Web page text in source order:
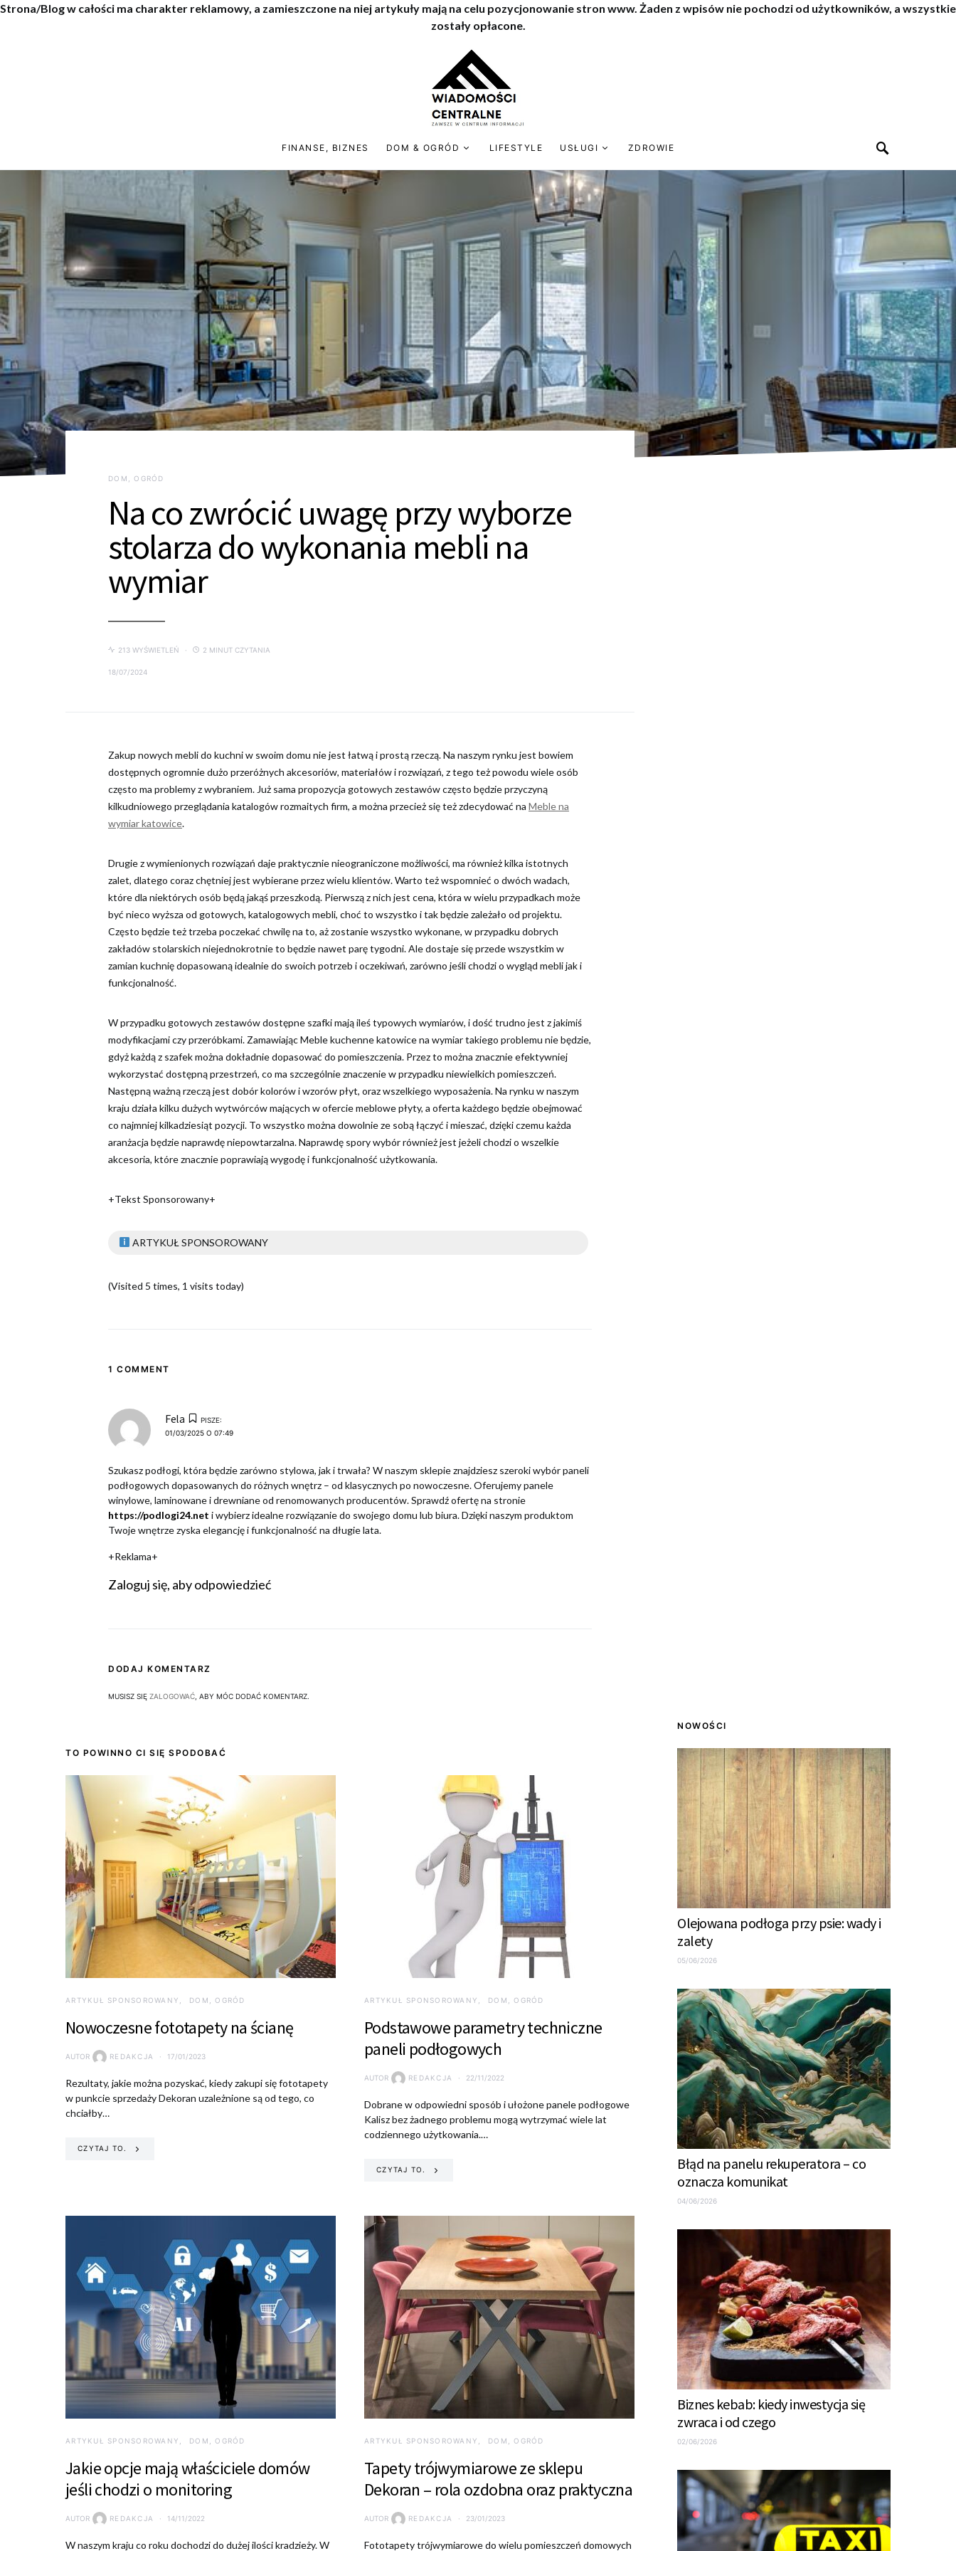
Strona/Blog w całości ma charakter reklamowy, a zamieszczone na niej artykuły mają na celu pozycjonowanie stron www. Żaden z wpisów nie pochodzi od użytkowników, a wszystkie
zostały opłacone.
FINANSE, BIZNES DOM & OGRÓD LIFESTYLE USŁUGI ZDROWIE
DOM, OGRÓD
Na co zwrócić uwagę przy wyborze
stolarza do wykonania mebli na
wymiar
213 WYŚWIETLEŃ 2 MINUT CZYTANIA
18/07/2024
Zakup nowych mebli do kuchni w swoim domu nie jest łatwą i prostą rzeczą. Na naszym rynku jest bowiem
dostępnych ogromnie dużo przeróżnych akcesoriów, materiałów i rozwiązań, z tego też powodu wiele osób
często ma problemy z wybraniem. Już sama propozycja gotowych zestawów często będzie przyczyną
kilkudniowego przeglądania katalogów rozmaitych firm, a można przecież się też zdecydować na Meble na
wymiar katowice.
Drugie z wymienionych rozwiązań daje praktycznie nieograniczone możliwości, ma również kilka istotnych
zalet, dlatego coraz chętniej jest wybierane przez wielu klientów. Warto też wspomnieć o dwóch wadach,
które dla niektórych osób będą jakąś przeszkodą. Pierwszą z nich jest cena, która w wielu przypadkach może
być nieco wyższa od gotowych, katalogowych mebli, choć to wszystko i tak będzie zależało od projektu.
Często będzie też trzeba poczekać chwilę na to, aż zostanie wszystko wykonane, w przypadku dobrych
zakładów stolarskich niejednokrotnie to będzie nawet parę tygodni. Ale dostaje się przede wszystkim w
zamian kuchnię dopasowaną idealnie do swoich potrzeb i oczekiwań, zarówno jeśli chodzi o wygląd mebli jak i
funkcjonalność.
W przypadku gotowych zestawów dostępne szafki mają ileś typowych wymiarów, i dość trudno jest z jakimiś
modyfikacjami czy przeróbkami. Zamawiając Meble kuchenne katowice na wymiar takiego problemu nie będzie,
gdyż każdą z szafek można dokładnie dopasować do pomieszczenia. Przez to można znacznie efektywniej
wykorzystać dostępną przestrzeń, co ma szczególnie znaczenie w przypadku niewielkich pomieszczeń.
Następną ważną rzeczą jest dobór kolorów i wzorów płyt, oraz wszelkiego wyposażenia. Na rynku w naszym
kraju działa kilku dużych wytwórców mających w ofercie meblowe płyty, a oferta każdego będzie obejmować
co najmniej kilkadziesiąt pozycji. To wszystko można dowolnie ze sobą łączyć i mieszać, dzięki czemu każda
aranżacja będzie naprawdę niepowtarzalna. Naprawdę spory wybór również jest jeżeli chodzi o wszelkie
akcesoria, które znacznie poprawiają wygodę i funkcjonalność użytkowania.
+Tekst Sponsorowany+
ARTYKUŁ SPONSOROWANY
(Visited 5 times, 1 visits today)
1 COMMENT
Fela
PISZE:
01/03/2025 O 07:49
Szukasz podłogi, która będzie zarówno stylowa, jak i trwała? W naszym sklepie znajdziesz szeroki wybór paneli
podłogowych dopasowanych do różnych wnętrz – od klasycznych po nowoczesne. Oferujemy panele
winylowe, laminowane i drewniane od renomowanych producentów. Sprawdź ofertę na stronie
https://podlogi24.net i wybierz idealne rozwiązanie do swojego domu lub biura. Dzięki naszym produktom
Twoje wnętrze zyska elegancję i funkcjonalność na długie lata.
+Reklama+
Zaloguj się, aby odpowiedzieć
DODAJ KOMENTARZ
MUSISZ SIĘ ZALOGOWAĆ , ABY MÓC DODAĆ KOMENTARZ.
TO POWINNO CI SIĘ SPODOBAĆ
ARTYKUŁ SPONSOROWANY DOM, OGRÓD
Nowoczesne fototapety na ścianę
AUTOR REDAKCJA 17/01/2023
Rezultaty, jakie można pozyskać, kiedy zakupi się fototapety
w punkcie sprzedaży Dekoran uzależnione są od tego, co
chciałby…
CZYTAJ TO.
ARTYKUŁ SPONSOROWANY DOM, OGRÓD
Podstawowe parametry techniczne
paneli podłogowych
AUTOR REDAKCJA 22/11/2022
Dobrane w odpowiedni sposób i ułożone panele podłogowe
Kalisz bez żadnego problemu mogą wytrzymać wiele lat
codziennego użytkowania.…
CZYTAJ TO.
ARTYKUŁ SPONSOROWANY DOM, OGRÓD
Jakie opcje mają właściciele domów
jeśli chodzi o monitoring
AUTOR REDAKCJA 14/11/2022
W naszym kraju co roku dochodzi do dużej ilości kradzieży. W
ARTYKUŁ SPONSOROWANY DOM, OGRÓD
Tapety trójwymiarowe ze sklepu
Dekoran – rola ozdobna oraz praktyczna
AUTOR REDAKCJA 23/01/2023
Fototapety trójwymiarowe do wielu pomieszczeń domowych
NOWOŚCI
Olejowana podłoga przy psie: wady i
zalety
05/06/2026
Błąd na panelu rekuperatora – co
oznacza komunikat
04/06/2026
Biznes kebab: kiedy inwestycja się
zwraca i od czego
02/06/2026